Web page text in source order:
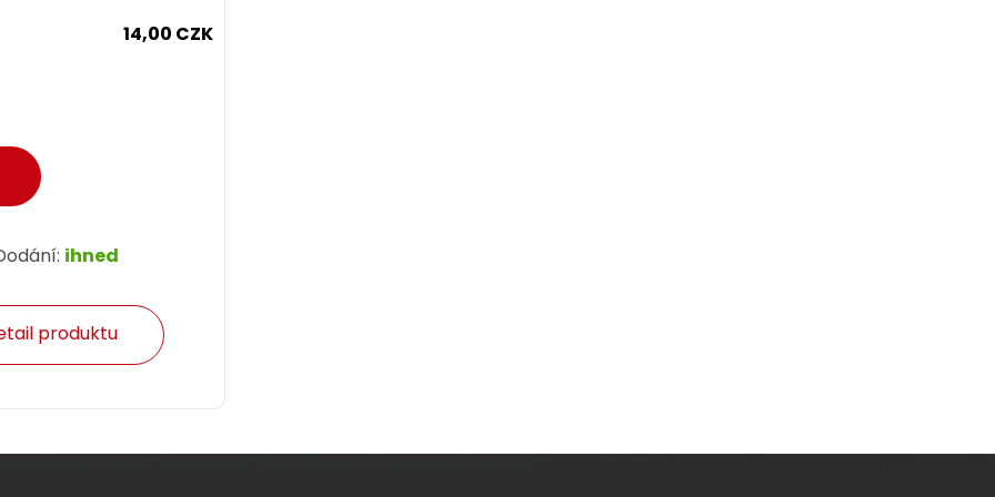
14,00 CZK
ihned
produktu